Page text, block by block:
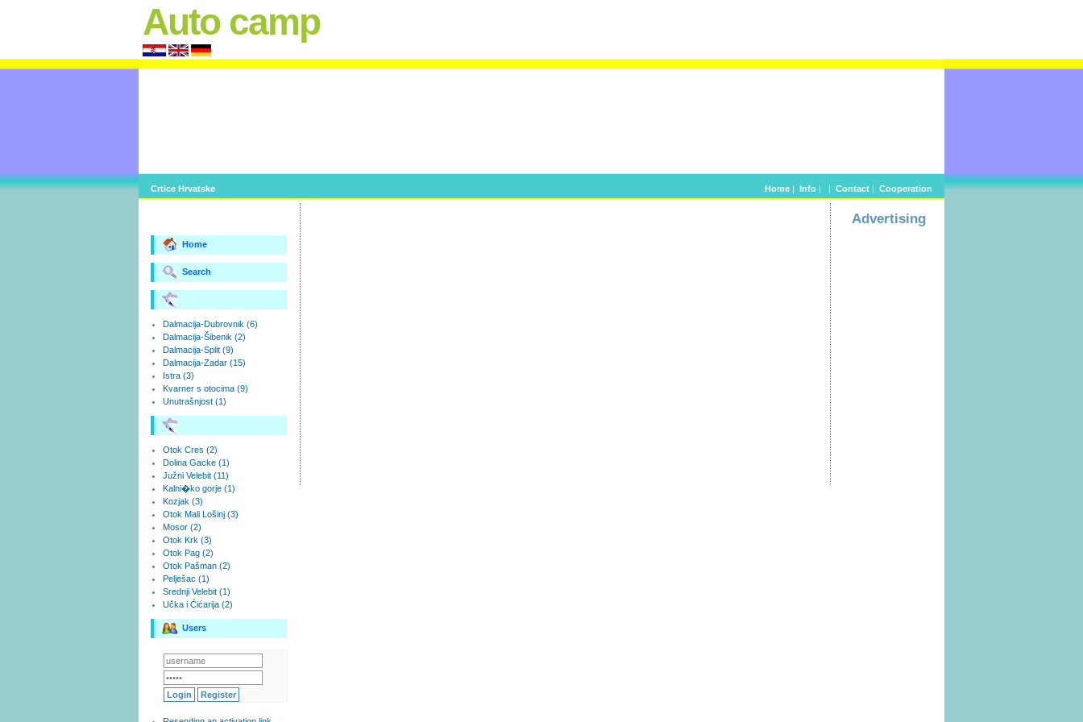
Auto camp
Crtice Hrvatske Home | Info | | Contact | Cooperation
Home
Search
Dalmacija-Dubrovnik (6)
Dalmacija-Šibenik (2)
Dalmacija-Split (9)
Dalmacija-Zadar (15)
Istra (3)
Kvarner s otocima (9)
Unutrašnjost (1)
Otok Cres (2)
Dolina Gacke (1)
Južni Velebit (11)
Kalni�ko gorje (1)
Kozjak (3)
Otok Mali Lošinj (3)
Mosor (2)
Otok Krk (3)
Otok Pag (2)
Otok Pašman (2)
Pelješac (1)
Srednji Velebit (1)
Učka i Ćićarija (2)
Users
Advertising